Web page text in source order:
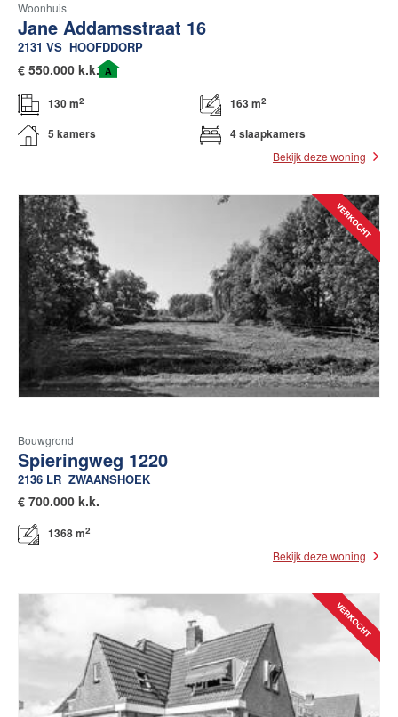
Woonhuis
Jane Addamsstraat 16
2131 VS HOOFDDORP
€ 550.000 k.k. A
130 m2 163 m2
5 kamers 4 slaapkamers
Bekijk deze woning
Bouwgrond
Spieringweg 1220
2136 LR ZWAANSHOEK
€ 700.000 k.k.
1368 m2
Bekijk deze woning